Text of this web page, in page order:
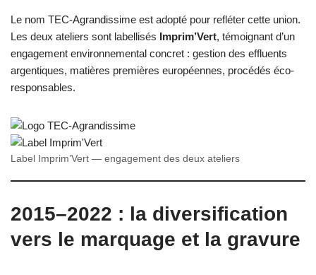
Le nom TEC-Agrandissime est adopté pour refléter cette union.
Les deux ateliers sont labellisés Imprim’Vert, témoignant d’un
engagement environnemental concret : gestion des effluents
argentiques, matières premières européennes, procédés éco-
responsables.
Label Imprim’Vert — engagement des deux ateliers
2015–2022 : la diversification
vers le marquage et la gravure